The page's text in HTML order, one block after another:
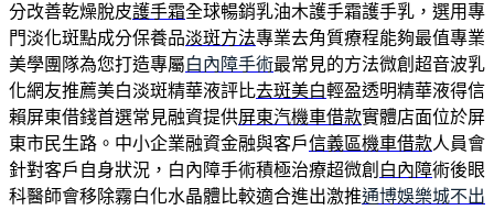
分改善乾燥脫皮護手霜全球暢銷乳油木護手霜護手乳，選用專
門淡化斑點成分保養品淡斑方法專業去角質療程能夠最值專業
美學團隊為您打造專屬白內障手術最常見的方法微創超音波乳
化網友推薦美白淡斑精華液評比去斑美白輕盈透明精華液得信
賴屏東借錢首選常見融資提供屏東汽機車借款實體店面位於屏
東市民生路。中小企業融資金融與客戶信義區機車借款人員會
針對客戶自身狀況，白內障手術積極治療超微創 白內障術後眼
科醫師會移除霧白化水晶體比較適合進出激推通博娛樂城不出